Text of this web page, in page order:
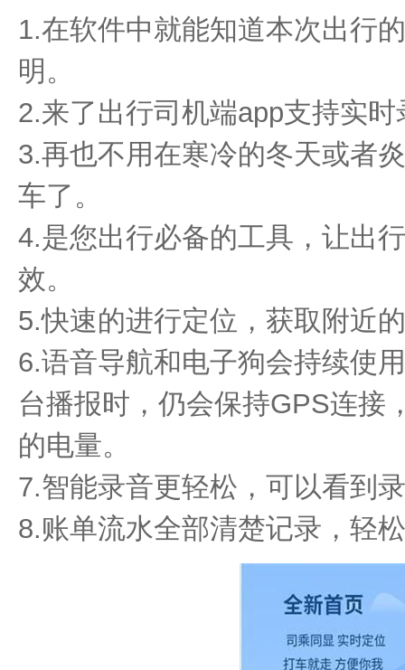
1.在软件中就能知道本次出行
明。
2.来了出行司机端app支持实
3.再也不用在寒冷的冬天或者
车了。
4.是您出行必备的工具，让出
效。
5.快速的进行定位，获取附近
6.语音导航和电子狗会持续使
台播报时，仍会保持GPS连接
的电量。
7.智能录音更轻松，可以看到
8.账单流水全部清楚记录，轻